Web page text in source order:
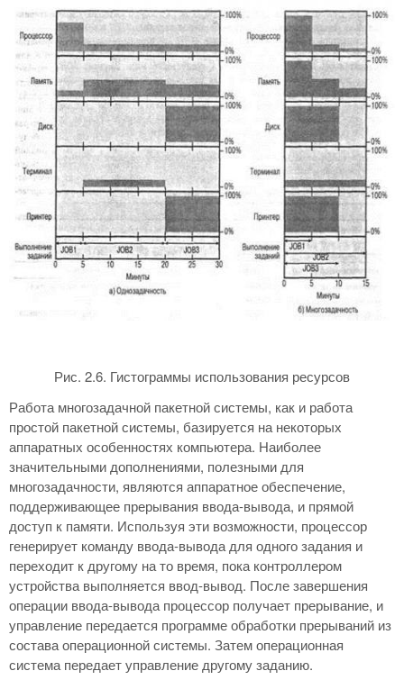
Рис. 2.6. Гистограммы использования ресурсов
Работа многозадачной пакетной системы, как и работа
простой пакетной системы, базируется на некоторых
аппаратных особенностях компьютера. Наиболее
значительными дополнениями, полезными для
многозадачности, являются аппаратное обеспечение,
поддерживающее прерывания ввода-вывода, и прямой
доступ к памяти. Используя эти возможности, процессор
генерирует команду ввода-вывода для одного задания и
переходит к другому на то время, пока контроллером
устройства выполняется ввод-вывод. После завершения
операции ввода-вывода процессор получает прерывание, и
управление передается программе обработки прерываний из
состава операционной системы. Затем операционная
система передает управление другому заданию.